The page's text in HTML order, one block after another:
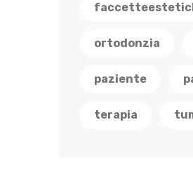
ortodonzia
paziente
terapia